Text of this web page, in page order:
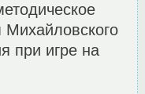
при игре на